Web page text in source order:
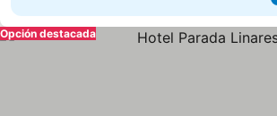
Opción destacada